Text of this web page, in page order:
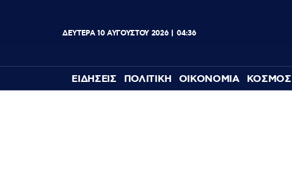
ΔΕΥΤΕΡΑ 10 ΑΥΓΟΥΣΤΟΥ 2026 04:37
ΕΙΔΗΣΕΙΣ ΠΟΛΙΤΙΚΗ ΟΙΚΟΝΟΜΙΑ ΚΟΣΜΟΣ